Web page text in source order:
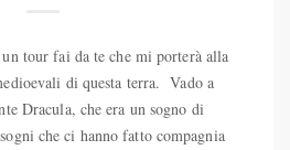
tour fai da te che mi porterà alla
di questa terra. Vado a
Dracula, che era un sogno di
che ci hanno fatto compagnia